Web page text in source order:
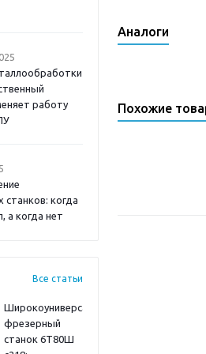
работу
станков: когда
а когда нет
Все статьи
Широкоуниверсальный
фрезерный
станок 6Т80Ш
Аналоги
Похожие